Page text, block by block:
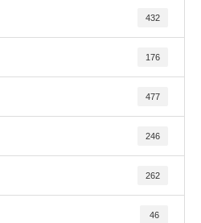
432
176
477
246
262
46